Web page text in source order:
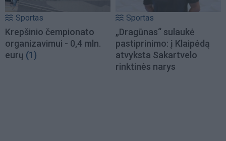
Sportas
Krepšinio čempionato
organizavimui - 0,4 mln.
eurų (1)
Sportas
„Dragūnas“ sulaukė
pastiprinimo: į Klaipėdą
atvyksta Sakartvelo
rinktinės narys